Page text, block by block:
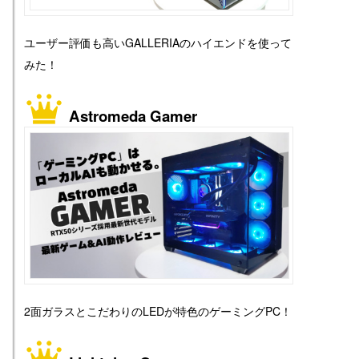
ユーザー評価も高いGALLERIAのハイエンドを使って
みた！
Astromeda Gamer
2面ガラスとこだわりのLEDが特色のゲーミングPC！